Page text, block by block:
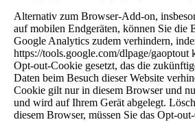
Alternativ zum Browser-Add-on,
auf mobilen Endgeräten, können Sie die
Google Analytics zudem verhindern,
https://tools.google.com/dlpage/gaoptout
Opt-out-Cookie gesetzt, das die
Daten beim Besuch dieser Website
Cookie gilt nur in diesem Browser und
und wird auf Ihrem Gerät abgelegt.
diesem Browser, müssen Sie das Opt-